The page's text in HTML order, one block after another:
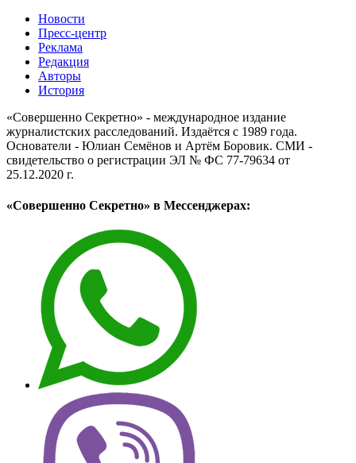
Новости
Пресс-центр
Реклама
Редакция
Авторы
История
«Совершенно Секретно» - международное издание
журналистских расследований. Издаётся с 1989 года.
Основатели - Юлиан Семёнов и Артём Боровик. CМИ -
свидетельство о регистрации ЭЛ № ФС 77-79634 от
25.12.2020 г.
«Совершенно Секретно» в Мессенджерах: